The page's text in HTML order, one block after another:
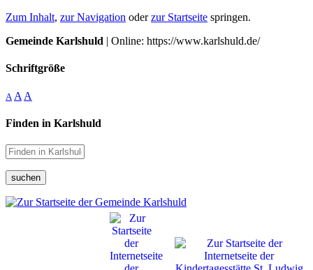
Zum Inhalt, zur Navigation oderzur Startseite springen.
Gemeinde Karlshuld | Online: https://www.karlshuld.de/
Schriftgröße
A A A
Finden in Karlshuld
suchen